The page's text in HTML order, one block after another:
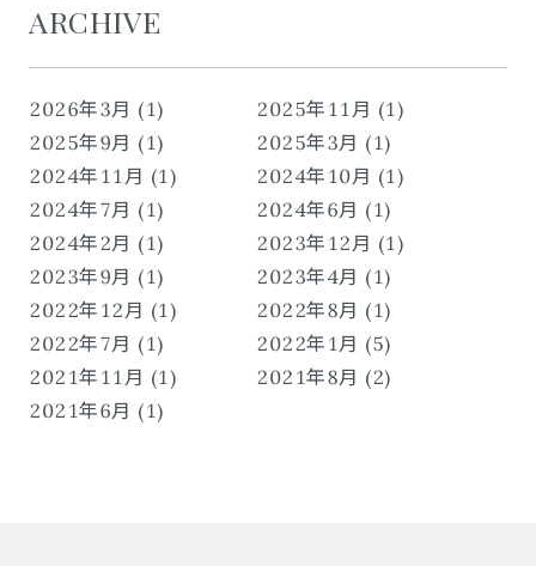
ARCHIVE
2026年3月 (1)
2025年11月 (1)
2025年9月 (1)
2025年3月 (1)
2024年11月 (1)
2024年10月 (1)
2024年7月 (1)
2024年6月 (1)
2024年2月 (1)
2023年12月 (1)
2023年9月 (1)
2023年4月 (1)
2022年12月 (1)
2022年8月 (1)
2022年7月 (1)
2022年1月 (5)
2021年11月 (1)
2021年8月 (2)
2021年6月 (1)